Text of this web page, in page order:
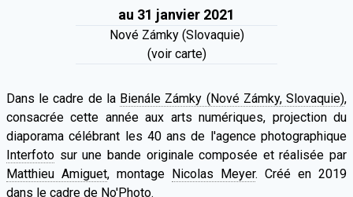
au 31 janvier 2021
Nové Zámky (Slovaquie)
(voir carte)
Dans le cadre de la Bienále Zámky (Nové Zámky, Slovaquie),
consacrée cette année aux arts numériques, projection du
diaporama célébrant les 40 ans de l'agence photographique
Interfoto sur une bande originale composée et réalisée par
Matthieu Amiguet, montage Nicolas Meyer. Créé en 2019
dans le cadre de No'Photo.